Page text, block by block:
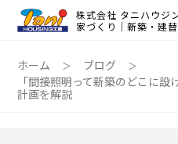
株式会社 タニハウジ
家づくり｜新築・建
ホーム
ブログ
「間接照明って新築のどこに
計画を解説